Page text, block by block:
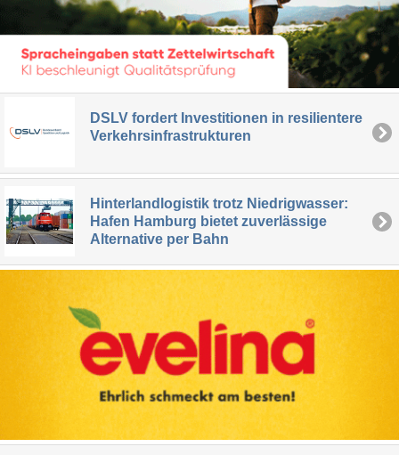
DSLV fordert Investitionen in resilientere
Verkehrsinfrastrukturen
Hinterlandlogistik trotz Niedrigwasser:
Hafen Hamburg bietet zuverlässige
Alternative per Bahn